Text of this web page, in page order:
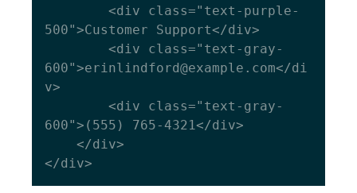
500">Customer Support</div>
600">erinlindford@example.com</di
v>
600">(555) 765-4321</div>